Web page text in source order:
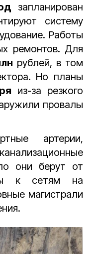
запланирован
систему
Работы
ремонтов. Для
рублей, в том
Но планы
из-за резкого
провалы
артерии,
они берут от
к сетям на
магистрали